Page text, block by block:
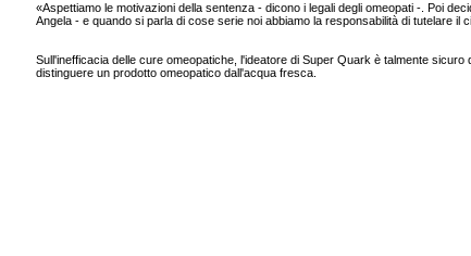
«Aspettiamo le motivazioni della sentenza - dicono i legali degli omeopati -. Poi
Angela - e quando si parla di cose serie noi abbiamo la responsabilità di tutelare
Sull'inefficacia delle cure omeopatiche, l'ideatore di Super Quark è talmente
distinguere un prodotto omeopatico dall'acqua fresca.